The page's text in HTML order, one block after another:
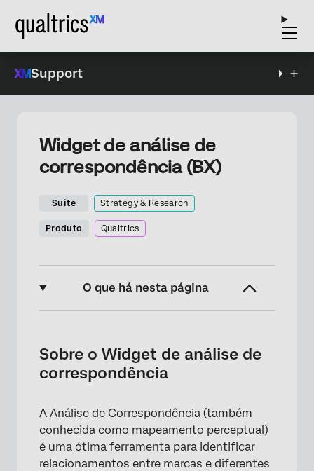
Support
Widget de análise de
correspondência (BX)
Suite Strategy & Research
Produto Qualtrics
O que há nesta página
Requisitos de dados
Ocultação e renomeação de marcas e
características
Mudança de cores Marca e Atributo
Sobre o Widget de análise de
correspondência
A Análise de Correspondência (também
conhecida como mapeamento perceptual)
é uma ótima ferramenta para identificar
relacionamentos entre marcas e diferentes